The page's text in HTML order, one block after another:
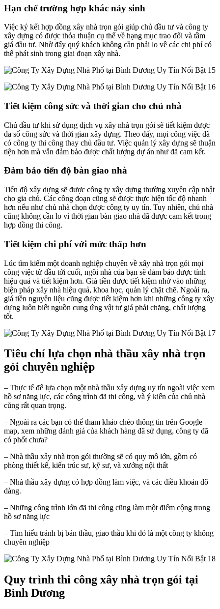
Hạn chế trường hợp khác nảy sinh
Việc ký kết hợp đồng xây nhà trọn gói giúp chủ đầu tư và công ty
xây dựng có được thỏa thuận cụ thể về hạng mục trao đổi và tầm
giá đầu tư. Nhờ đấy quý khách không cần phải lo về các chi phí có
thể phát sinh trong giai đoạn xây nhà.
Tiết kiệm công sức và thời gian cho chủ nhà
Chủ đầu tư khi sử dụng dịch vụ xây nhà trọn gói sẽ tiết kiệm được
đa số công sức và thời gian xây dựng. Theo đấy, mọi công việc đã
có công ty thi công thay chủ đầu tư. Việc quản lý xây dựng sẽ thuận
tiện hơn mà vẫn đảm bảo được chất lượng dự án như đã cam kết.
Đảm bảo tiến độ bàn giao nhà
Tiến độ xây dựng sẽ được công ty xây dựng thường xuyên cập nhật
cho gia chủ. Các công đoạn cũng sẽ được thực hiện tốc độ nhanh
hơn nếu như chủ nhà chọn được công ty uy tín. Tuy nhiên, chủ nhà
cũng không cần lo vì thời gian bàn giao nhà đã được cam kết trong
hợp đồng thi công.
Tiết kiệm chi phí với mức thấp hơn
Lúc tìm kiếm một doanh nghiệp chuyên về xây nhà trọn gói mọi
công việc từ đầu tới cuối, ngôi nhà của bạn sẽ đảm bảo được tính
hiệu quả và tiết kiệm hơn. Giá tiền được tiết kiệm nhờ vào những
biện pháp xây nhà hiệu quả, khoa học, quản lý chặt chẽ. Ngoài ra,
giá tiền nguyên liệu cũng được tiết kiệm hơn khi những công ty xây
dựng luôn biết nguồn cung ứng vật tư giá phải chăng, chất lượng
tốt.
Tiêu chí lựa chọn nhà thầu xây nhà trọn
gói chuyên nghiệp
– Thực tế để lựa chọn một nhà thầu xây dựng uy tín ngoài việc xem
hồ sơ năng lực, các công trình đã thi công, và ý kiến của chủ nhà
cũng rất quan trọng.
– Ngoài ra các bạn có thể tham khảo chéo thông tin trên Google
map, xem những đánh giá của khách hàng đã sử dụng, công ty đã
có phốt chưa?
– Nhà thầu xây nhà trọn gói thường sẽ có quy mô lớn, gồm có
phòng thiết kế, kiến trúc sư, kỹ sư, và xưởng nội thất
– Nhà thầu xây dựng có hợp đồng làm việc, và các điều khoản dõ
dàng.
– Những công trình lớn đã thi công cũng làm một điểm cộng trong
hồ sơ năng lực
– Tìm hiểu tránh bị bán thầu, giao thầu khi đó là một công ty không
chuyên nghiệp
Quy trình thi công xây nhà trọn gói tại
Bình Dương